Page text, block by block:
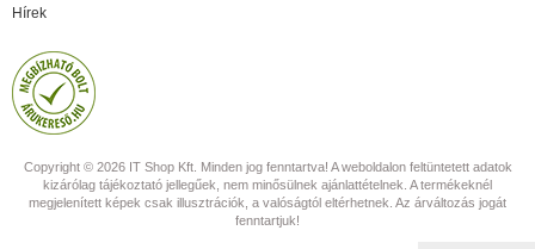
Hírek
Copyright © 2026 IT Shop Kft. Minden jog fenntartva! A weboldalon feltüntetett adatok
kizárólag tájékoztató jellegűek, nem minősülnek ajánlattételnek. A termékeknél
megjelenített képek csak illusztrációk, a valóságtól eltérhetnek. Az árváltozás jogát
fenntartjuk!